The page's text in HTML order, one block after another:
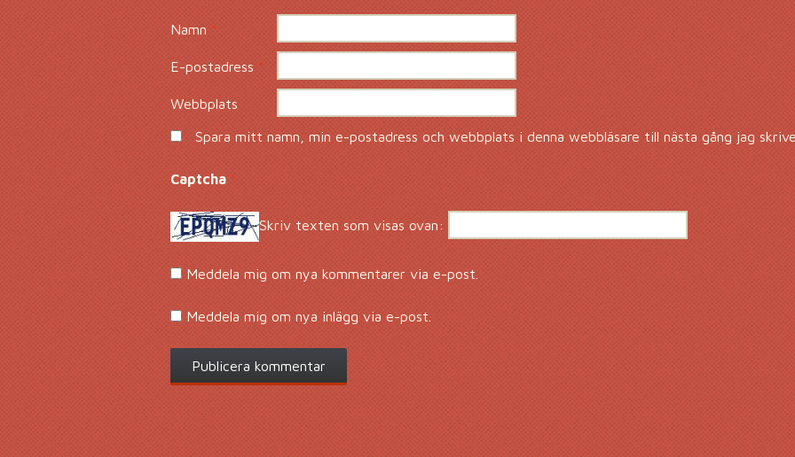
Namn*
E-postadress*
Webbplats
Spara mitt namn, min e-postadress och webbplats i denna webbläsare till nästa gång jag
Captcha*
Skriv texten som visas ovan:
Meddela mig om nya kommentarer via e-post.
Meddela mig om nya inlägg via e-post.